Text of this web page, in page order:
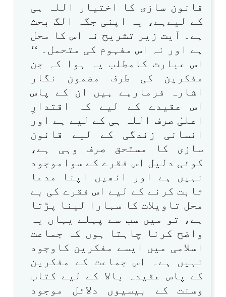
قانون سازی کا اختیار اللہ ہی
کے لیےہے، یہ اپنی جگہ الگ بحث
ہے۔ آیت زیر تشریح نہ اس کا محل
ہے اور نہ اس مفہوم کی متحمل۔ ‘‘
اس عبارت کامطلب یہ ہوا کہ جن
مفکرین کی طرف مضمون نگار
اشارہ فرمارہے ہیں ان کے پاس
اس عقیدے کے لیے کہ اقتدارِ
اعلیٰ صرف اللہ ہی کے لیے ہے اور
انسانی زندگی کے لیے قانون
سازی کا مستحق صرف وہی ہے،
کوئی دلیل اس فقرے کے سواموجود
نہیں ہے اور انھیں اپنا مدعا
ثابت کرنے کے لیے اس فقرے کی بے
محل تاویلات کا سہارا لینا پڑتا
ہے، تو میں سب سے پہلے یہاں یہ
واضح کرنا چاہتا ہوں کہ جماعت
اسلامی میں ایسے مفکرین کاوجود
نہیں ہے۔ اس جماعت کے مفکرین
کے پاس عقیدہ بالا کے لیے کتاب
وسنت کے بیسیوں دلائل موجود